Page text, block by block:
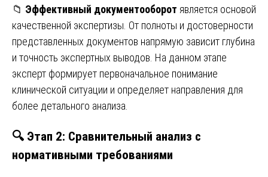
📁 Эффективный документооборот является основой
качественной экспертизы. От полноты и достоверности
представленных документов напрямую зависит глубина
и точность экспертных выводов. На данном этапе
эксперт формирует первоначальное понимание
клинической ситуации и определяет направления для
более детального анализа.
🔍 Этап 2: Сравнительный анализ с
нормативными требованиями